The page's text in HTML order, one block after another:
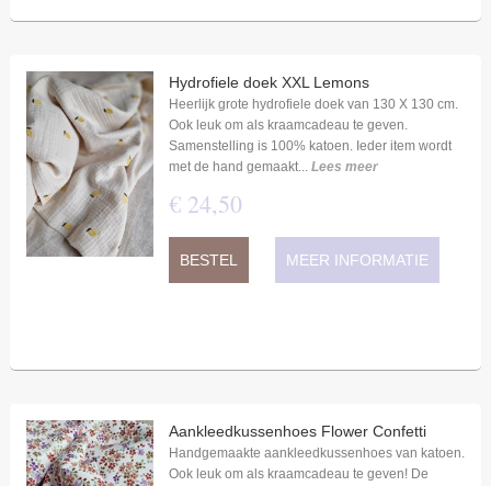
Hydrofiele doek XXL Lemons
Heerlijk grote hydrofiele doek van 130 X 130 cm.
Ook leuk om als kraamcadeau te geven.
Samenstelling is 100% katoen. Ieder item wordt
met de hand gemaakt... Lees meer
€ 24,50
BESTEL MEER INFORMATIE
Aankleedkussenhoes Flower Confetti
Handgemaakte aankleedkussenhoes van katoen.
Ook leuk om als kraamcadeau te geven! De